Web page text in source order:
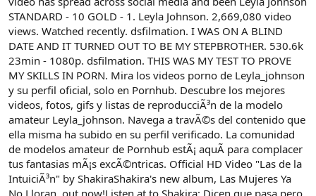
STANDARD - 10 GOLD - 1. Leyla Johnson. 2,669,080 video
views. Watched recently. dsfilmation. I WAS ON A BLIND
DATE AND IT TURNED OUT TO BE MY STEPBROTHER. 530.6k
23min - 1080p. dsfilmation. THIS WAS MY TEST TO PROVE
MY SKILLS IN PORN. Mira los videos porno de Leyla_johnson
y su perfil oficial, solo en Pornhub. Descubre los mejores
videos, fotos, gifs y listas de reproducciÃ³n de la modelo
amateur Leyla_johnson. Navega a travÃ©s del contenido que
ella misma ha subido en su perfil verificado. La comunidad
de modelos amateur de Pornhub estÃ¡ aquÃ para complacer
tus fantasias mÃ¡s excÃ©ntricas. Official HD Video "Las de la
IntuiciÃ³n" by ShakiraShakira's new album, Las Mujeres Ya
No Lloran, out now!Listen at to Shakira: Dicen que pasa pero